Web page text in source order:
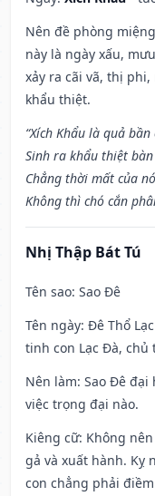
Nên đề phòng
này là ngày xấu,
xảy ra cãi vã, thị
khẩu thiệt.
“Xích Khẩu là quả bần
Sinh ra khẩu thiệt
Chẳng thời mất của
Không thì chó cắn
Nhị Thập Bát Tú
Tên sao: Sao Đê
Tên ngày: Đê Thổ
tinh con Lạc Đà, chủ
Nên làm: Sao Đê
việc trọng đại nào.
Kiêng cữ: Không
gả và xuất hành. Kỵ
con chẳng phải